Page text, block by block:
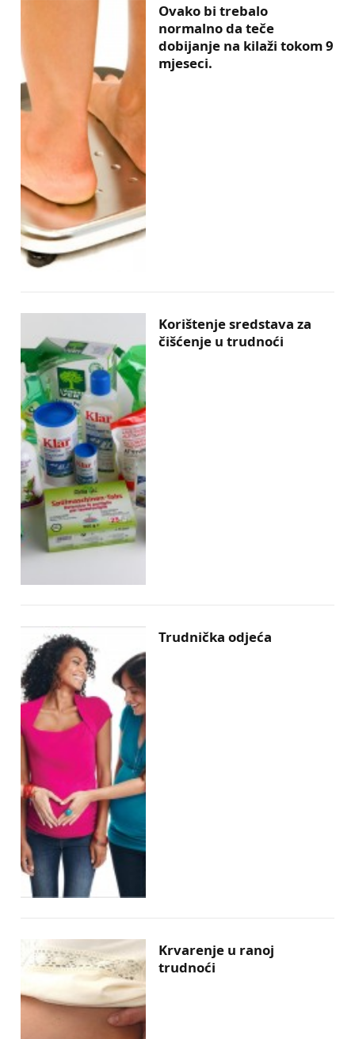
Ovako bi trebalo
normalno da teče
dobijanje na kilaži tokom 9
mjeseci.
Korištenje sredstava za
čišćenje u trudnoći
Trudnička odjeća
Krvarenje u ranoj
trudnoći